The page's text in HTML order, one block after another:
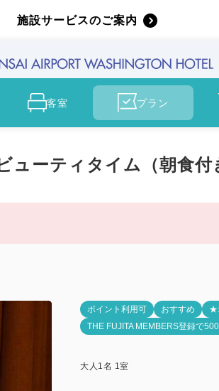
施設サービスのご案内
客室 プラン
ーティタイム（朝食付
ポイント利用可 おすすめ ★
THE FUJITA MEMBERS登録で500
大人 1名 1室